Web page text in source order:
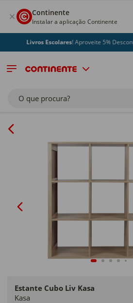
Continente
Instalar a aplicação Continente
Livros Escolares! Aproveite 5%
O que procura?
Estante Cubo Liv Kasa
Kasa